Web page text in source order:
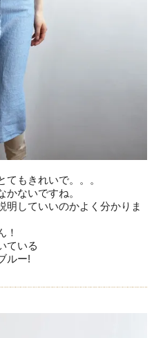
もきれいで。。。
ないですね。
していいのかよく分かりま
！
ている
ルー!